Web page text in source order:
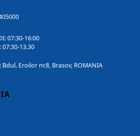
07:30-16:00
07:30-13.30
Bdul. Eroilor nr.8, Brasov, ROMANIA